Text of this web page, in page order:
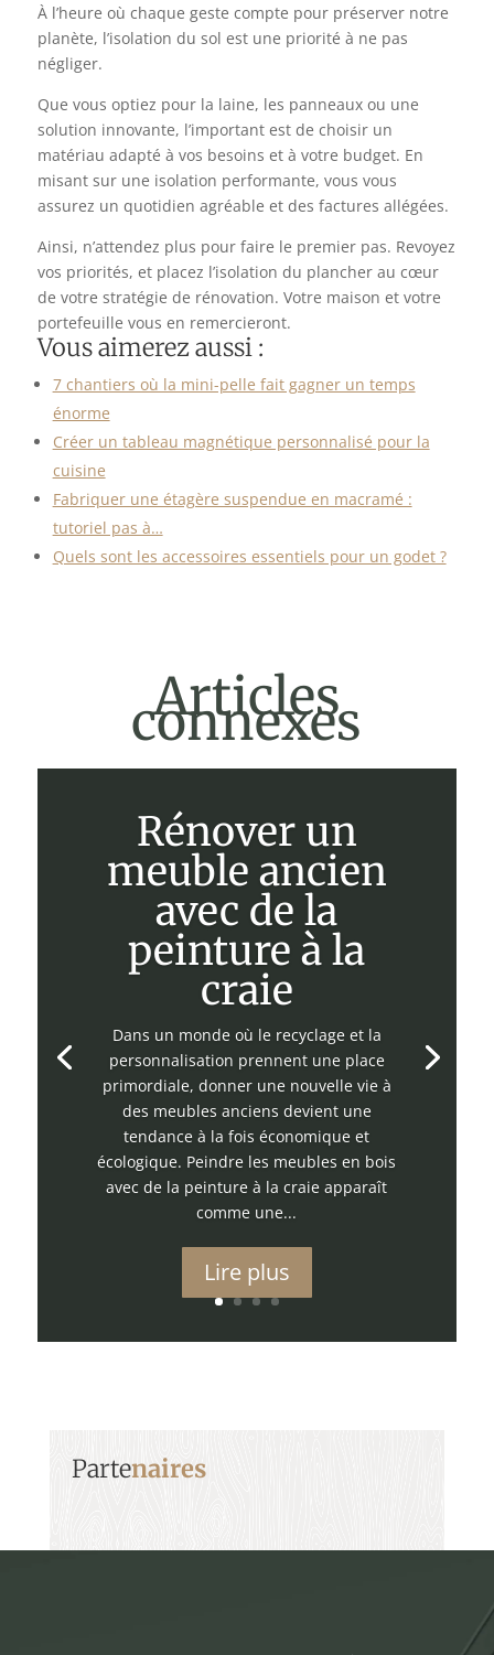
À l’heure où chaque geste compte pour préserver notre
planète, l’isolation du sol est une priorité à ne pas
négliger.
Que vous optiez pour la laine, les panneaux ou une
solution innovante, l’important est de choisir un
matériau adapté à vos besoins et à votre budget. En
misant sur une isolation performante, vous vous
assurez un quotidien agréable et des factures allégées.
Ainsi, n’attendez plus pour faire le premier pas. Revoyez
vos priorités, et placez l’isolation du plancher au cœur
de votre stratégie de rénovation. Votre maison et votre
portefeuille vous en remercieront.
Vous aimerez aussi :
7 chantiers où la mini-pelle fait gagner un temps
énorme
Créer un tableau magnétique personnalisé pour la
cuisine
Fabriquer une étagère suspendue en macramé :
tutoriel pas à…
Quels sont les accessoires essentiels pour un godet ?
Articles
connexes
Rénover un
meuble ancien
avec de la
peinture à la
craie
Dans un monde où le recyclage et la
personnalisation prennent une place
primordiale, donner une nouvelle vie à
des meubles anciens devient une
tendance à la fois économique et
écologique. Peindre les meubles en bois
avec de la peinture à la craie apparaît
comme une...
Lire plus
Partenaires